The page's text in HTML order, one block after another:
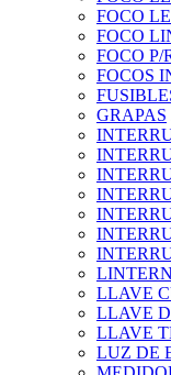
FOCO
FOCO
FOCO P/
FOCOS
GRAPAS
LLAVE
LLAVE
LLAVE
LUZ DE